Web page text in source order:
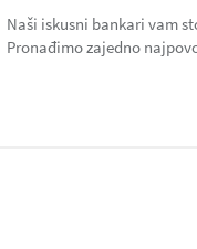
Naši iskusni bankari vam
Pronađimo zajedno